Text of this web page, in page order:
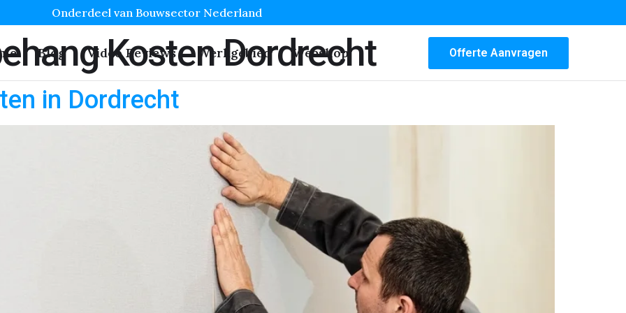
Onderdeel van Bouwsector Nederland
Blog Video Reviews Werkgebied Webshop Offerte Aanvragen
Kosten Dordrecht
in Dordrecht